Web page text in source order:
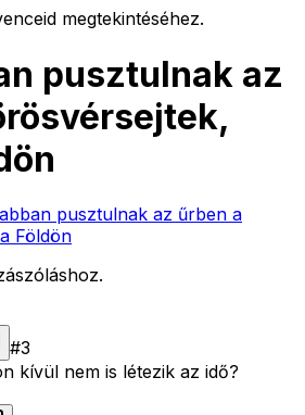
megtekintéséhez.
pusztulnak az
pusztulnak az űrben a
Földön
#3
kívül nem is létezik az idő?